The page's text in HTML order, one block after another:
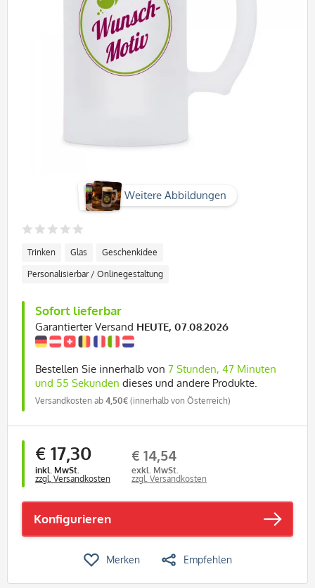
Weitere Abbildungen
Trinken Glas Geschenkidee
Personalisierbar / Onlinegestaltung
Sofort lieferbar
Garantierter Versand HEUTE, 07.08.2026
Bestellen Sie innerhalb von 7 Stunden, 47 Minuten
und 54 Sekunden dieses und andere Produkte.
Versandkosten ab 4,50€ (innerhalb von Österreich)
€ 17,30
inkl. MwSt.
zzgl. Versandkosten
€ 14,54
exkl. MwSt.
zzgl. Versandkosten
Konfigurieren
Merken Empfehlen